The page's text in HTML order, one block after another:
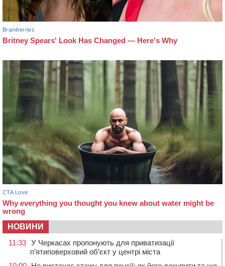
НОВИНИ
11:33 У Черкасах пропонують для приватизації
п’ятиповерховий об’єкт у центрі міста